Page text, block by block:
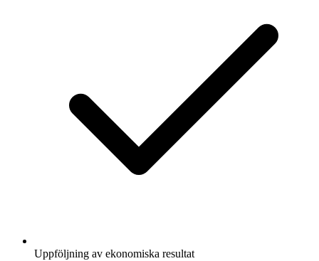
Uppföljning av ekonomiska resultat